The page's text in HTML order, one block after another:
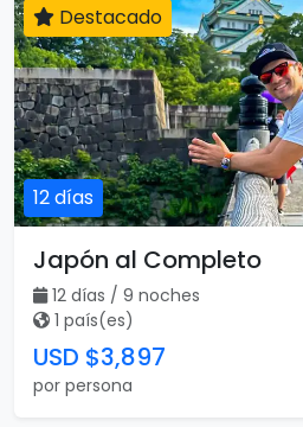
12 días
Destacado
Japón al Completo
12 días / 9 noches
1 país(es)
USD $3,897
por persona